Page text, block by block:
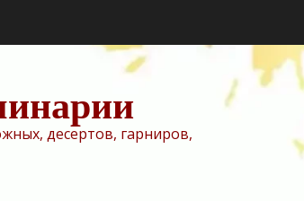
десертов, гарниров,